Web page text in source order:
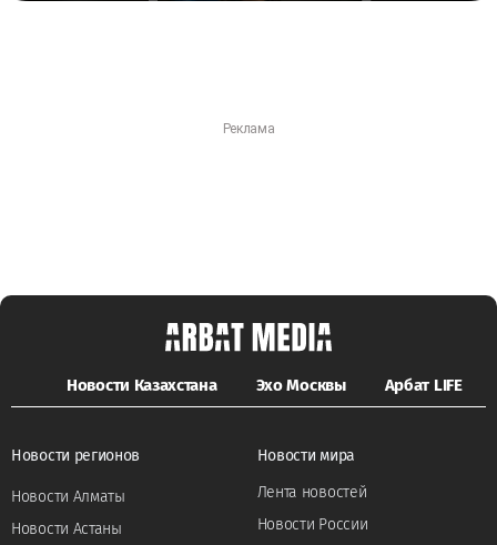
Новости Казахстана Эхо Москвы Арбат LIFE
Новости регионов
Новости Алматы
Новости Астаны
Новости мира
Лента новостей
Новости России